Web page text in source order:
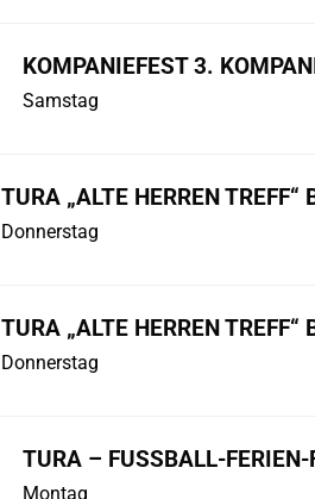
KOMPANIEFEST 3.
Samstag
TURA „ALTE HERREN TREFF“
Donnerstag
TURA „ALTE HERREN TREFF“
Donnerstag
TURA – FUSSBALL-FERIEN-
Montag